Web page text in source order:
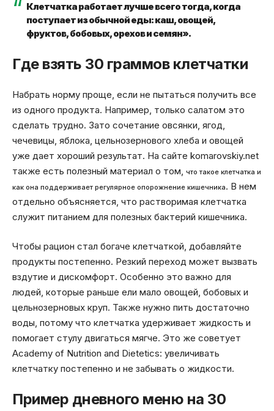
Клетчатка работает лучше всего тогда, когда
поступает из обычной еды: каш, овощей,
фруктов, бобовых, орехов и семян».
Где взять 30 граммов клетчатки
Набрать норму проще, если не пытаться получить все
из одного продукта. Например, только салатом это
сделать трудно. Зато сочетание овсянки, ягод,
чечевицы, яблока, цельнозернового хлеба и овощей
уже дает хороший результат. На сайте komarovskiy.net
также есть полезный материал о том, что такое клетчатка и
как она поддерживает регулярное опорожнение кишечника. В нем
отдельно объясняется, что растворимая клетчатка
служит питанием для полезных бактерий кишечника.
Чтобы рацион стал богаче клетчаткой, добавляйте
продукты постепенно. Резкий переход может вызвать
вздутие и дискомфорт. Особенно это важно для
людей, которые раньше ели мало овощей, бобовых и
цельнозерновых круп. Также нужно пить достаточно
воды, потому что клетчатка удерживает жидкость и
помогает стулу двигаться мягче. Это же советует
Academy of Nutrition and Dietetics: увеличивать
клетчатку постепенно и не забывать о жидкости.
Пример дневного меню на 30